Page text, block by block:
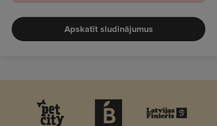
Apskatīt sludinājumus